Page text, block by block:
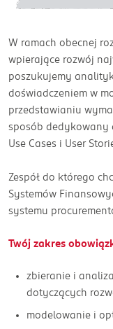
W ramach obecnej
wpierające rozwój
poszukujemy
doświadczeniem w
przedstawianiu
sposób dedykowany
Use Cases i User
Zespół do którego
Systemów
systemu
Twój zakres
zbieranie i
dotyczących
modelowanie i